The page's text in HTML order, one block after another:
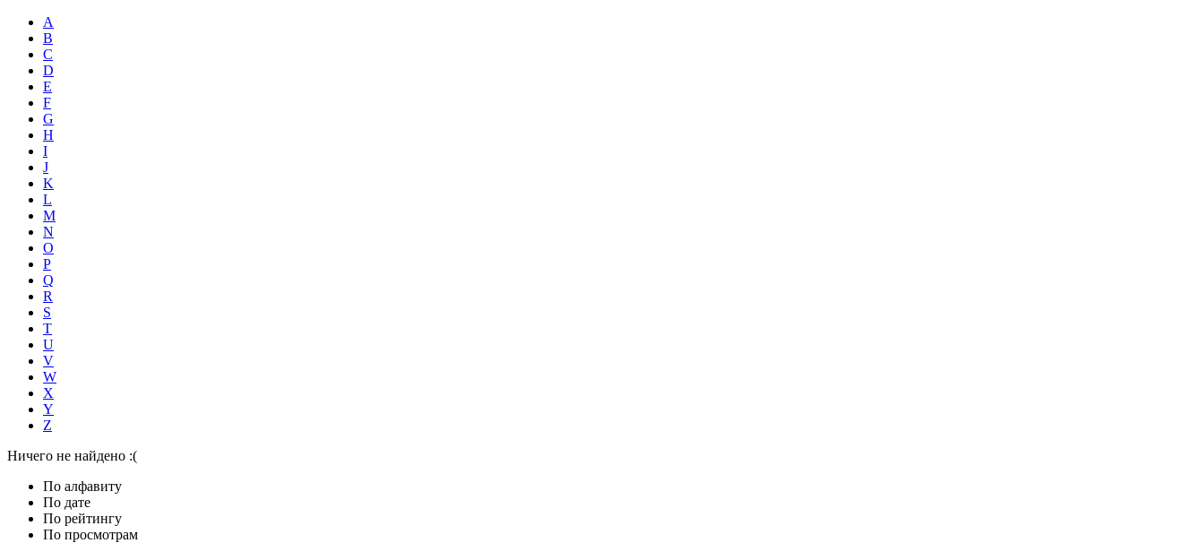
A
B
C
D
E
F
G
H
I
J
K
L
M
N
O
P
Q
R
S
T
U
V
W
X
Y
Z
Ничего не найдено :(
По алфавиту
По дате
По рейтингу
По просмотрам